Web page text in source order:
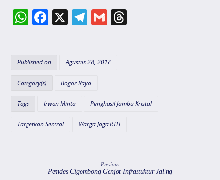
W
s
A
p
F
e
o
k
X T
gr
a
m
G
l
s
Published on Agustus 28, 2018
Category(s) Bogor Raya
Tags Irwan Minta Penghasil Jambu Kristal
Targetkan Sentral Warga Jaga RTH
Previous
Pemdes Cigombong Genjot Infrastuktur Jaling